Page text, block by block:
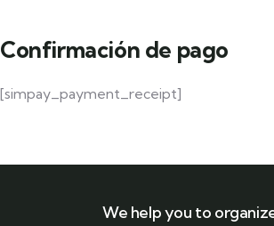
Confirmación de pago
[simpay_payment_receipt]
We help you to